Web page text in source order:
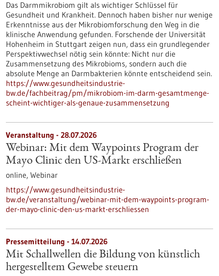
Das Darmmikrobiom gilt als wichtiger Schlüssel für
Gesundheit und Krankheit. Dennoch haben bisher nur wenige
Erkenntnisse aus der Mikrobiomforschung den Weg in die
klinische Anwendung gefunden. Forschende der Universität
Hohenheim in Stuttgart zeigen nun, dass ein grundlegender
Perspektivwechsel nötig sein könnte: Nicht nur die
Zusammensetzung des Mikrobioms, sondern auch die
absolute Menge an Darmbakterien könnte entscheidend sein.
https://www.gesundheitsindustrie-
bw.de/fachbeitrag/pm/mikrobiom-im-darm-gesamtmenge-
scheint-wichtiger-als-genaue-zusammensetzung
Veranstaltung - 28.07.2026
Webinar: Mit dem Waypoints Program der
Mayo Clinic den US-Markt erschließen
online, Webinar
https://www.gesundheitsindustrie-
bw.de/veranstaltung/webinar-mit-dem-waypoints-program-
der-mayo-clinic-den-us-markt-erschliessen
Pressemitteilung - 14.07.2026
Mit Schallwellen die Bildung von künstlich
hergestelltem Gewebe steuern